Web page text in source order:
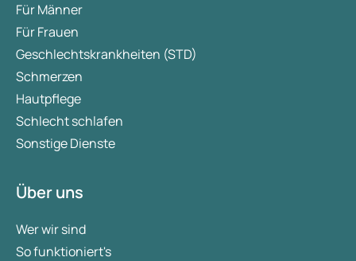
Für Männer
Für Frauen
Geschlechtskrankheiten (STD)
Schmerzen
Hautpflege
Schlecht schlafen
Sonstige Dienste
Über uns
Wer wir sind
So funktioniert's